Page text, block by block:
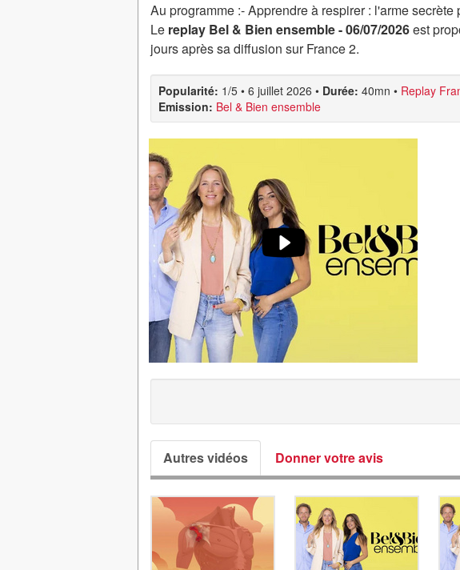
Au programme :- Apprendre à respirer : l'arme secrète
Le replay Bel & Bien ensemble - 06/07/2026est
jours après sa diffusion sur France 2.
Popularité: 1/5 • 6 juillet 2026 • Durée: 40mn • Replay
Emission: Bel & Bien ensemble
Autres vidéos Donner votre avis